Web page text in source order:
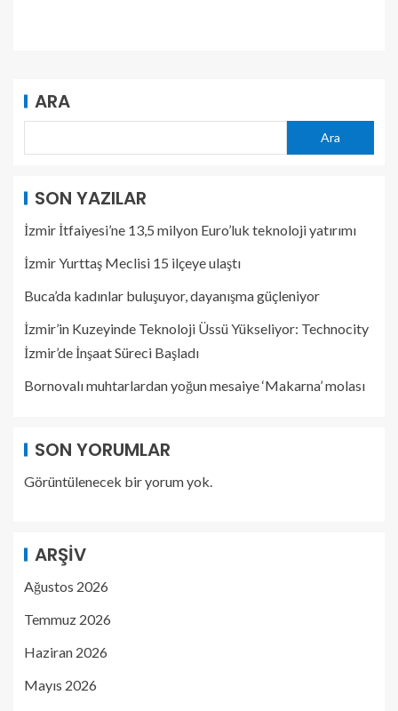
ARA
Ara
SON YAZILAR
İzmir İtfaiyesi’ne 13,5 milyon Euro’luk teknoloji yatırımı
İzmir Yurttaş Meclisi 15 ilçeye ulaştı
Buca’da kadınlar buluşuyor, dayanışma güçleniyor
İzmir’in Kuzeyinde Teknoloji Üssü Yükseliyor: Technocity
İzmir’de İnşaat Süreci Başladı
Bornovalı muhtarlardan yoğun mesaiye ‘Makarna’ molası
SON YORUMLAR
Görüntülenecek bir yorum yok.
ARŞIV
Ağustos 2026
Temmuz 2026
Haziran 2026
Mayıs 2026